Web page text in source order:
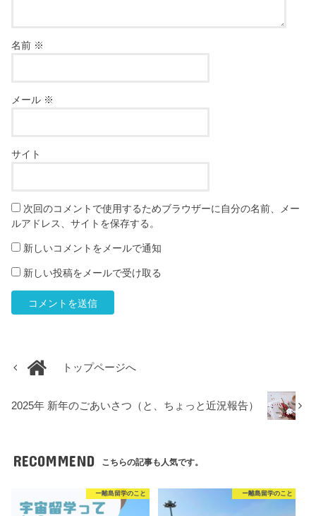
名前 ※
メール ※
サイト
次回のコメントで使用するためブラウザーに自分の名前、メー
ルアドレス、サイトを保存する。
新しいコメントをメールで通知
新しい投稿をメールで受け取る
トップページへ
2025年 新年のごあいさつ（と、ちょっと近況報告）
RECOMMEND こちらの記事も人気です。
ー離島留学のこと ー離島留学のこと